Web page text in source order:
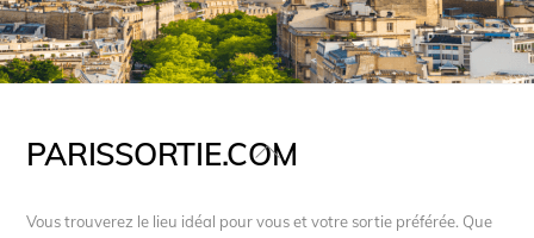
Back
Top
PARISSORTIE.COM
Vous trouverez le lieu idéal pour vous et votre sortie préférée. Que